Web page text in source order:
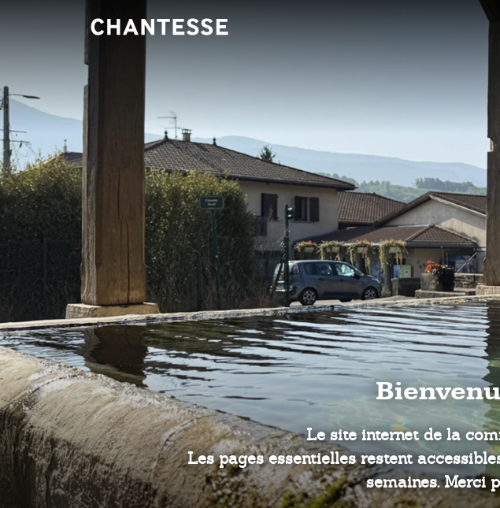
Le site internet de la
Les pages essentielles restent
semaines. Merci